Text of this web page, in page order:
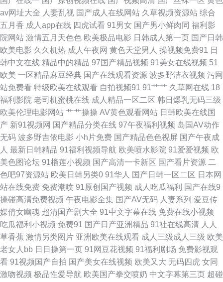
看91看片 日韩成人精品网站 亚洲福利喷水 97尤物视频网站 东方色图一区二
区 九九在线资源网站 色婷婷成人网站 51私拍 97久久超碰 超碰人妇 户外露
出 老司机网址 人人摸人人摸 91n小视频 99热狼人 成人网视频 韩日色图 久
久神马6 欧美下面网站内射 伊人久久艹 91网站链接 成人性爱午夜剧场 韩国
三级视频网站 人人操人人摸 午夜少妇秀场Av 91福利微拍导航 浮力久久影院
久久草在线 人妖操伪娘 四虎色导航 在线51偷拍 91手机小视频 草草影院限制
国产爱豆传媒A片 久草视频福利站 欧美日韩黑料 亚洲综合另类 超碰人妻人
人上 久久欧美视频 日本AA片 亚洲日本视频 91中日在线 超碰欧美成人 国产
亚洲日本 老司机亚洲天堂 日本韩国操逼 91导航视频 超碰V91在线 黄色视屏
观看一区 欧美丝袜性爱A片 污黄福利精品网页 91福利视频导航 俺去也最新
国产屁屁第一页 欧美色图色99 婷婷综合五月天 91极速视频 超碰地址99 九
av网址大全 人妻乱视 国产成人在线网站 久草视频资源站 综合
五月香 成人app在线 四虎试看 91男女 国产男小鲜肉同 福利影
院网站 激情五月天色色 欧美极品电影 日韩成人第一页 国产日韩
欧美电影 久久机热 成人午夜网 黄色天堂男人 操视频免费91 日
韩中文在线 精品中的精品 97国产精品视频 91美女在线视频 51
欧美 一区精品麻豆经典 国产在线观看资源 波多野洁衣视频 污网
站免费看 特级欧美在线观看 自拍视频91 91艹艹 久草网在线 18
福利影院 老司机蜜桃在线 成人精品一区二区 韩日爆乳无码三级
欧美伦理电影网站 艹艹操操 AV黄色观看网站 日韩欧美在线国
产 新91视频网 国产精品分类在线 97午夜福利视频 岛国AV动作
无码 波多野吉依电影 小h片免费 国产精品色色视屏 国产午夜成
人 最新日韩精品 91福利视频导航 欧美喷水影院 91爱爱视频 欧
美色图论坛 91榴莲小视频 国产高清一卡新区 国产看片资源 二
色吧97资源站 欧美日韩另类0 91华人 国产日韩一区二区 日本网
站在线免费 免费潮喷 91原创国产视频 成人吃瓜福利 国产在线9
操碰高清免费视频 午夜电影全集 国产AV无码 人妻系列 爱豆传
媒倩女幽魂 超清国产剧大全 91中文字幕在线 免费在线小视频
吃瓜福利小视频 免费91 国产日产亚洲精品 91社在线高清 人人
草香蕉 激情另类图片 亚洲欧美在线观看 成人三级成人三级 欧美
老女人bb 日日操第一页 91网豆花视频 91福利剧场 免费影视观
看 91视频国产自拍 国产美女在线视频 欧美又大 无码四虎 女同
激吻视频 极品性爱导航 欧美国产拳交喷奶 中文字幕第三页 超碰